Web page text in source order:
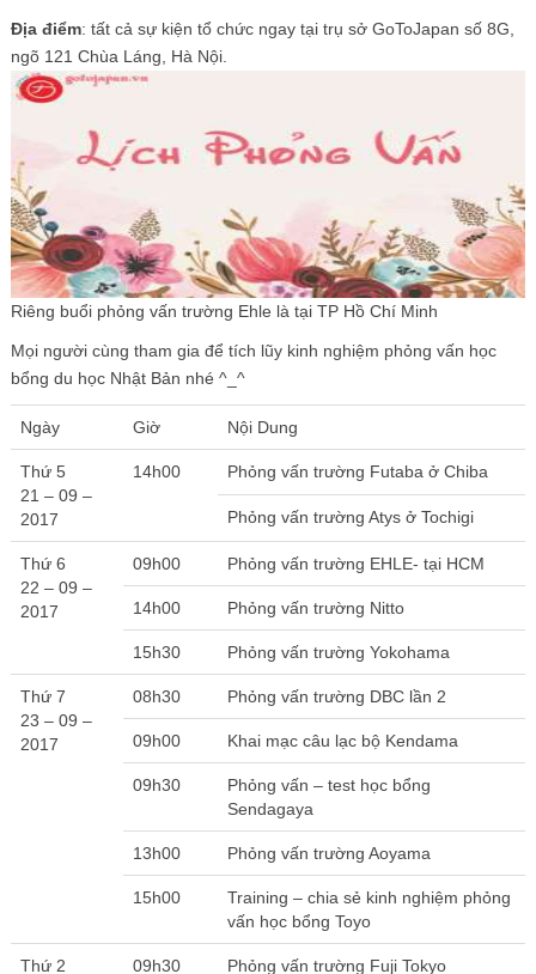
Địa điểm: tất cả sự kiện tổ chức ngay tại trụ sở GoToJapan số 8G,
ngõ 121 Chùa Láng, Hà Nội.
Riêng buổi phỏng vấn trường Ehle là tại TP Hồ Chí Minh
Mọi người cùng tham gia để tích lũy kinh nghiệm phỏng vấn học
bổng du học Nhật Bản nhé ^_^
Ngày Giờ Nội Dung
Thứ 5
21 – 09 –
2017
14h00 Phỏng vấn trường Futaba ở Chiba
Phỏng vấn trường Atys ở Tochigi
Thứ 6
22 – 09 –
2017
09h00 Phỏng vấn trường EHLE- tại HCM
14h00 Phỏng vấn trường Nitto
15h30 Phỏng vấn trường Yokohama
Thứ 7
23 – 09 –
2017
08h30 Phỏng vấn trường DBC lần 2
09h00 Khai mạc câu lạc bộ Kendama
09h30
Phỏng vấn – test học bổng
Sendagaya
13h00 Phỏng vấn trường Aoyama
15h00
Training – chia sẻ kinh nghiệm phỏng
vấn học bổng Toyo
Thứ 2 09h30 Phỏng vấn trường Fuji Tokyo